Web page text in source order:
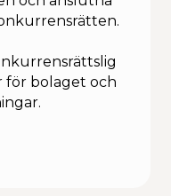
för bolaget och